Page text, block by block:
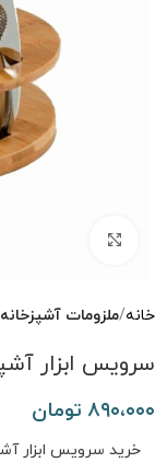
خانه ملزومات آشپزخانه
سرویس ابزار
۸۹۰،۰۰۰ تومان